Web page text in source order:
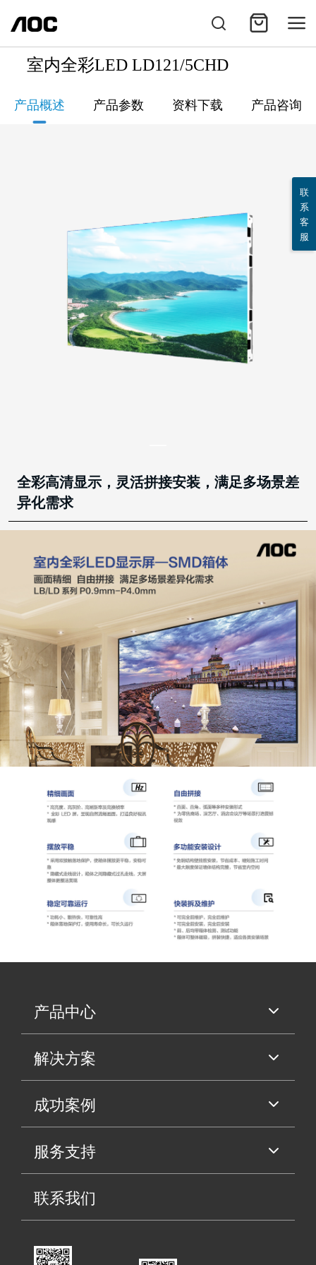
室内全彩LED LD121/5CHD
产品概述 产品参数 资料下载 产品咨询
全彩高清显示，灵活拼接安装，满足多场景差
异化需求
产品中心
解决方案
成功案例
服务支持
联系我们
联
系
客
服